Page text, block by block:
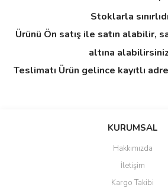
Stoklarla
Ürünü Ön satış ile satın alabilir,
altına
Teslimatı Ürün gelince kayıtlı
Bu ürüne ilk yorumu siz
Yorum Yaz
Ürün resmi kalitesiz, bozuk veya
Ürün açıklamasında eksik bilgiler
KURUMSAL
Hakkımızda
İletişim
Kargo Takibi